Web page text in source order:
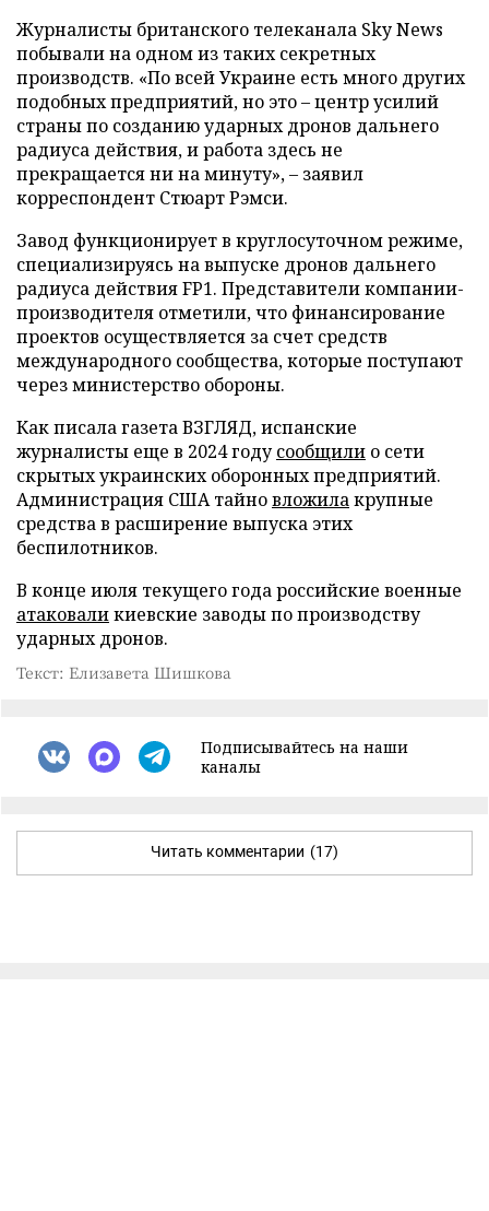
Журналисты британского телеканала Sky News
побывали на одном из таких секретных
производств. «По всей Украине есть много других
подобных предприятий, но это – центр усилий
страны по созданию ударных дронов дальнего
радиуса действия, и работа здесь не
прекращается ни на минуту», – заявил
корреспондент Стюарт Рэмси.
Завод функционирует в круглосуточном режиме,
специализируясь на выпуске дронов дальнего
радиуса действия FP1. Представители компании-
производителя отметили, что финансирование
проектов осуществляется за счет средств
международного сообщества, которые поступают
через министерство обороны.
Как писала газета ВЗГЛЯД, испанские
журналисты еще в 2024 годусообщили о сети
скрытых украинских оборонных предприятий.
Администрация США тайновложилакрупные
средства в расширение выпуска этих
беспилотников.
В конце июля текущего года российские военные
атаковаликиевские заводы по производству
ударных дронов.
Текст: Елизавета Шишкова
Подписывайтесь на наши
каналы
Читать комментарии (17)